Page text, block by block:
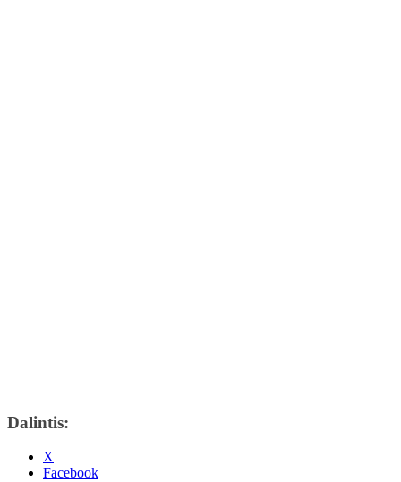
Dalintis:
X
Facebook